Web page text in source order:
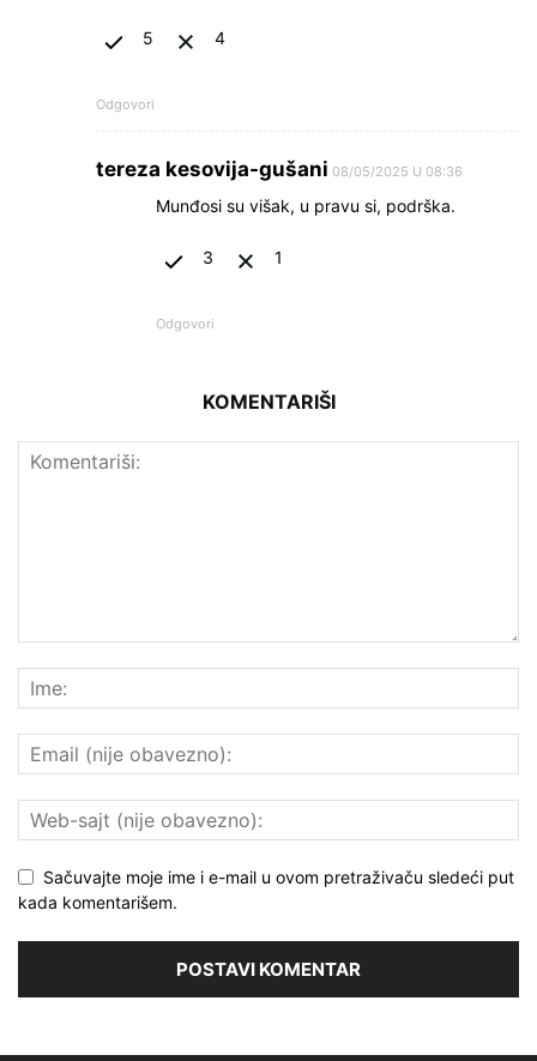
5 4
Odgovori
tereza kesovija-gušani 08/05/2025 U 08:36
Munđosi su višak, u pravu si, podrška.
3 1
Odgovori
KOMENTARIŠI
Sačuvajte moje ime i e-mail u ovom pretraživaču sledeći put
kada komentarišem.